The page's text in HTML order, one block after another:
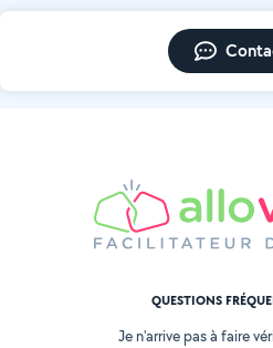
QUESTIONS
Je n'arrive pas à faire